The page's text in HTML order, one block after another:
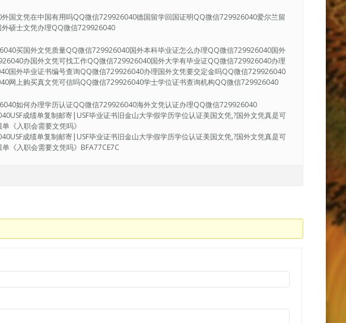
国文凭在中国有用吗QQ微信729926040德国留学回国证明QQ微信729926040爱尔兰留
硕士文凭办理QQ微信729926040
买国外文凭质量QQ微信729926040国外本科毕业证怎么办理QQ微信729926040国外
办国外文凭可找工作QQ微信729926040国外大学有毕业证QQ微信729926040办理
国外毕业证书编号查询QQ微信729926040办理国外文凭要交定金吗QQ微信729926040
网上购买真文凭可信吗QQ微信729926040学士学位证书查询机构QQ微信729926040
如何办理学历认证QQ微信729926040海外文凭认证办理QQ微信729926040
成绩单复制邮寄|USF毕业证书旧金山大学假学历学位认证美国文凭,?国外文凭真是可
《入职会需要文凭吗》
成绩单复制邮寄|USF毕业证书旧金山大学假学历学位认证美国文凭,?国外文凭真是可
《入职会需要文凭吗》BFA77CE7C